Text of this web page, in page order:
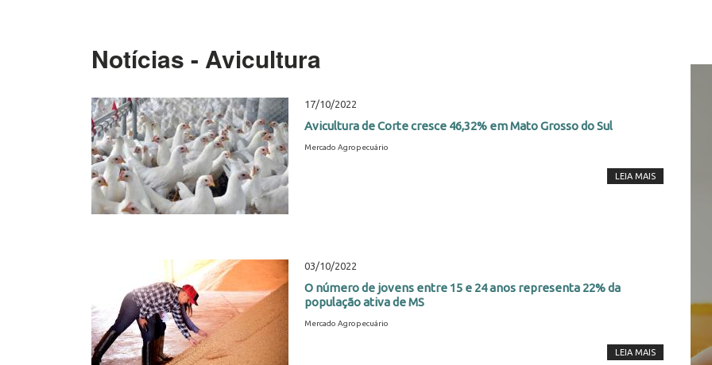
Notícias - Avicultura
17/10/2022
Avicultura de Corte cresce 46,32% em Mato Grosso do Sul
Mercado Agropecuário
LEIA MAIS
03/10/2022
O número de jovens entre 15 e 24 anos representa 22% da
população ativa de MS
Mercado Agropecuário
LEIA MAIS